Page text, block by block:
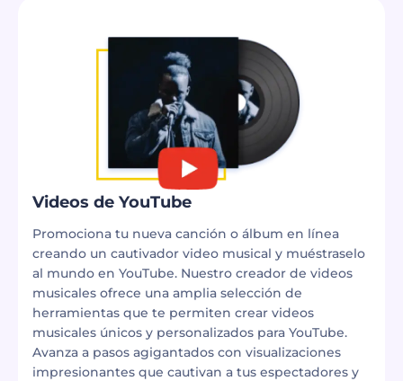
Videos de YouTube
Promociona tu nueva canción o álbum en línea
creando un cautivador video musical y muéstraselo
al mundo en YouTube. Nuestro creador de videos
musicales ofrece una amplia selección de
herramientas que te permiten crear videos
musicales únicos y personalizados para YouTube.
Avanza a pasos agigantados con visualizaciones
impresionantes que cautivan a tus espectadores y